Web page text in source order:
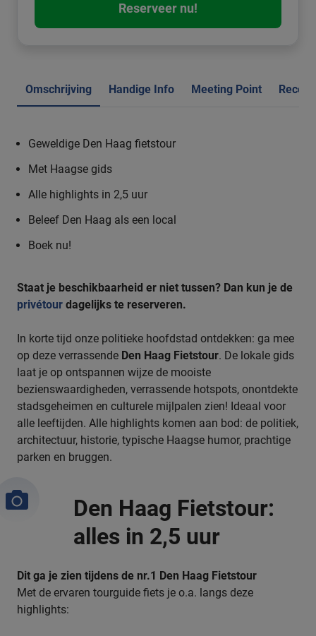
Reserveer nu!
Omschrijving Handige Info Meeting Point
Geweldige Den Haag fietstour
Met Haagse gids
Alle highlights in 2,5 uur
Beleef Den Haag als een local
Boek nu!
Staat je beschikbaarheid er niet tussen? Dan kun je de
privétour dagelijks te reserveren.
In korte tijd onze politieke hoofdstad ontdekken: ga mee
op deze verrassende Den Haag Fietstour. De lokale gids
laat je op ontspannen wijze de mooiste
bezienswaardigheden, verrassende hotspots, onontdekte
stadsgeheimen en culturele mijlpalen zien! Ideaal voor
alle leeftijden. Alle highlights komen aan bod: de politiek,
architectuur, historie, typische Haagse humor, prachtige
parken en bruggen.
Den Haag Fietstour:
alles in 2,5 uur
Dit ga je zien tijdens de nr.1 Den Haag Fietstour
Met de ervaren tourguide fiets je o.a. langs deze
highlights: